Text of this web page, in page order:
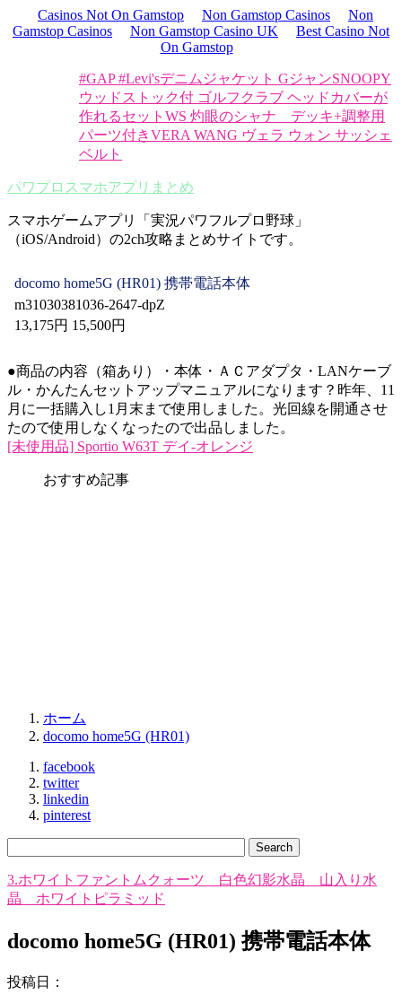
Casinos Not On Gamstop Non Gamstop Casinos
Non
Gamstop Casinos
Non Gamstop Casino UK
Best Casino Not
On Gamstop
#GAP #Levi'sデニムジャケット GジャンSNOOPY
ウッドストック付 ゴルフクラブ ヘッドカバーが
作れるセット WS 灼眼のシャナ デッキ+調整用
パーツ付きVERA WANG ヴェラ ウォン サッシェ
ベルト
パワプロスマホアプリまとめ
スマホゲームアプリ「実況パワフルプロ野球」
（iOS/Android）の2ch攻略まとめサイトです。
docomo home5G (HR01) 携帯電話本体
m31030381036-2647-dpZ
13,175円 15,500円
●商品の内容（箱あり）・本体・ＡＣアダプタ・LANケーブ
ル・かんたんセットアップマニュアルになります？昨年、11
月に一括購入し1月末まで使用しました。光回線を開通させ
たので使用しなくなったので出品しました。
[未使用品] Sportio W63T デイ-オレンジ
おすすめ記事
ホーム
docomo home5G (HR01)
facebook
twitter
linkedin
pinterest
3.ホワイトファントムクォーツ 白色幻影水晶 山入り水
晶 ホワイトピラミッド
docomo home5G (HR01) 携帯電話本体
投稿日：